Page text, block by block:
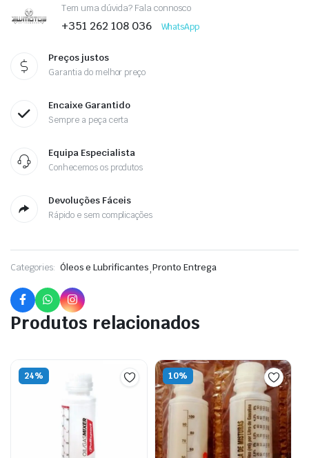
Tem uma dúvida? Fala connosco
+351 262 108 036 WhatsApp
Preços justos
Garantia do melhor preço
Encaixe Garantido
Sempre a peça certa
Equipa Especialista
Conhecemos os produtos
Devoluções Fáceis
Rápido e sem complicações
Categories: Óleos e Lubrificantes,Pronto Entrega
Produtos relacionados
24% 10%